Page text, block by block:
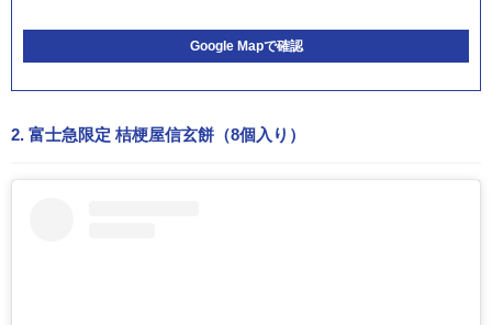
Google Mapで確認
2. 富士急限定 桔梗屋信玄餅（8個入り）